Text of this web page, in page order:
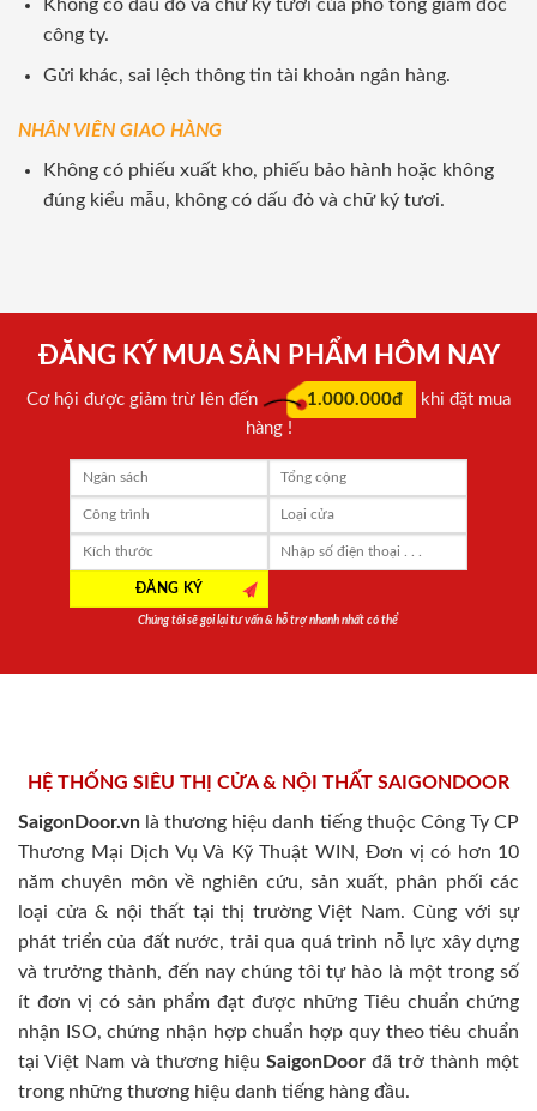
Không có dấu đỏ và chữ ký tươi của phó tổng giám đốc
công ty.
Gửi khác, sai lệch thông tin tài khoản ngân hàng.
NHÂN VIÊN GIAO HÀNG
Không có phiếu xuất kho, phiếu bảo hành hoặc không
đúng kiểu mẫu, không có dấu đỏ và chữ ký tươi.
ĐĂNG KÝ MUA SẢN PHẨM HÔM NAY
Cơ hội được giảm trừ lên đến 1.000.000đ
khi đặt mua
hàng !
Chúng tôi sẽ gọi lại tư vấn & hỗ trợ nhanh nhất có thể
HỆ THỐNG SIÊU THỊ CỬA & NỘI THẤT SAIGONDOOR
SaigonDoor.vn là thương hiệu danh tiếng thuộc Công Ty CP
Thương Mại Dịch Vụ Và Kỹ Thuật WIN, Đơn vị có hơn 10
năm chuyên môn về nghiên cứu, sản xuất, phân phối các
loại cửa & nội thất tại thị trường Việt Nam. Cùng với sự
phát triển của đất nước, trải qua quá trình nỗ lực xây dựng
và trưởng thành, đến nay chúng tôi tự hào là một trong số
ít đơn vị có sản phẩm đạt được những Tiêu chuẩn chứng
nhận ISO, chứng nhận hợp chuẩn hợp quy theo tiêu chuẩn
tại Việt Nam và thương hiệu SaigonDoor đã trở thành một
trong những thương hiệu danh tiếng hàng đầu.